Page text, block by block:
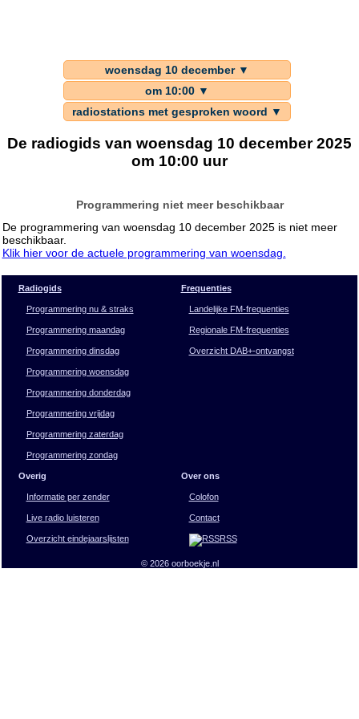
woensdag 10 december ▼
om 10:00 ▼
radiostations met gesproken woord ▼
De radiogids van woensdag 10 december 2025
om 10:00 uur
Programmering niet meer beschikbaar
De programmering van woensdag 10 december 2025 is niet meer
beschikbaar.
Klik hier voor de actuele programmering van woensdag.
Radiogids
Programmering nu & straks
Programmering maandag
Programmering dinsdag
Programmering woensdag
Programmering donderdag
Programmering vrijdag
Programmering zaterdag
Programmering zondag
Frequenties
Landelijke FM-frequenties
Regionale FM-frequenties
Overzicht DAB+-ontvangst
Overig
Informatie per zender
Live radio luisteren
Overzicht eindejaarslijsten
Over ons
Colofon
Contact
RSS
© 2026 oorboekje.nl